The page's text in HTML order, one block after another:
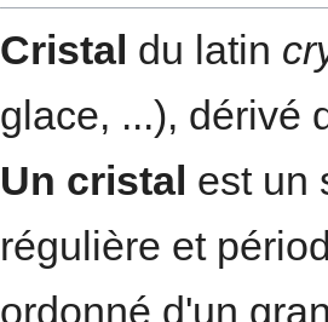
Cristal du latin
glace, ...), dérivé
Un cristal est un
régulière et
ordonné d'un